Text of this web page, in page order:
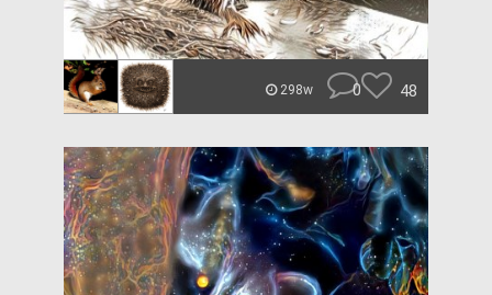
298w 0 48